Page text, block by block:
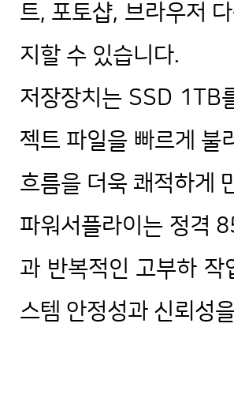
트, 포토샵, 브라우저
지할 수 있습니다.
저장장치는 SSD 1TB
젝트 파일을 빠르게 불
흐름을 더욱 쾌적하게
파워서플라이는 정격
과 반복적인 고부하
스템 안정성과 신뢰성